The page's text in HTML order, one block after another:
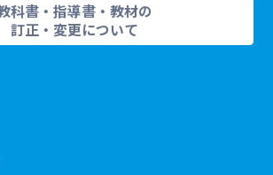
科書・指導書・教材の
訂正・変更について